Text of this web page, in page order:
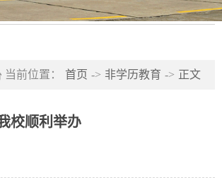
当前位置： 首页 -> 非学历教育 -> 正文
校顺利举办